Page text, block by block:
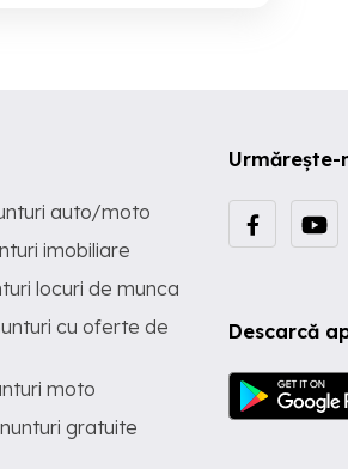
Urmărește-
Descarcă
auto/moto
imobiliare
locuri de munca
cu oferte de
moto
gratuite